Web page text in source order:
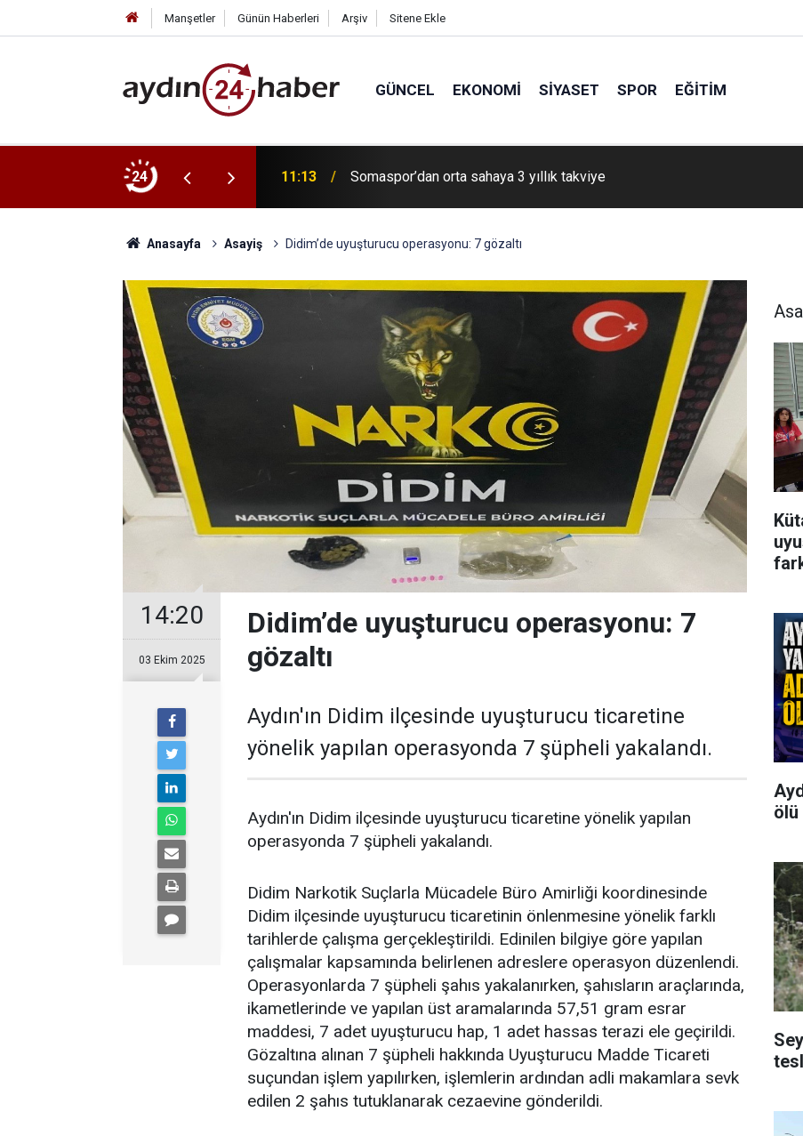
Manşetler Günün Haberleri Arşiv Sitene Ekle
GÜNCEL EKONOMI SIYASET SPOR EĞITIM
24
sorumluluk projesine destek 11:13 Somaspor’dan orta sahaya 3 yıllık takviye
Anasayfa Asayiş Didim’de uyuşturucu operasyonu: 7 gözaltı
14:20
03 Ekim 2025
Didim’de uyuşturucu operasyonu: 7
gözaltı
Aydın'ın Didim ilçesinde uyuşturucu ticaretine
yönelik yapılan operasyonda 7 şüpheli yakalandı.
Aydın'ın Didim ilçesinde uyuşturucu ticaretine yönelik yapılan
operasyonda 7 şüpheli yakalandı.
Didim Narkotik Suçlarla Mücadele Büro Amirliği koordinesinde
Didim ilçesinde uyuşturucu ticaretinin önlenmesine yönelik farklı
tarihlerde çalışma gerçekleştirildi. Edinilen bilgiye göre yapılan
çalışmalar kapsamında belirlenen adreslere operasyon düzenlendi.
Operasyonlarda 7 şüpheli şahıs yakalanırken, şahısların araçlarında,
ikametlerinde ve yapılan üst aramalarında 57,51 gram esrar
maddesi, 7 adet uyuşturucu hap, 1 adet hassas terazi ele geçirildi.
Gözaltına alınan 7 şüpheli hakkında Uyuşturucu Madde Ticareti
suçundan işlem yapılırken, işlemlerin ardından adli makamlara sevk
edilen 2 şahıs tutuklanarak cezaevine gönderildi.
ölü